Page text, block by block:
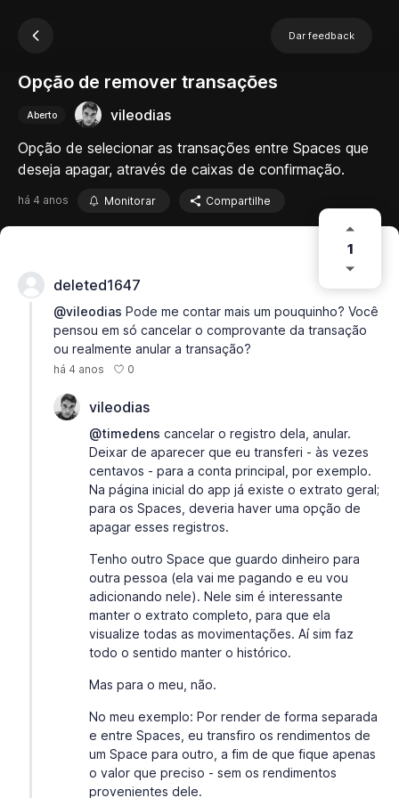
Dar feedback
Opção de remover transações
Aberto
vileodias
Opção de selecionar as transações entre Spaces que
deseja apagar, através de caixas de confirmação.
há 4 anos Monitorar Compartilhe
1
deleted1647
@vileodias Pode me contar mais um pouquinho? Você
pensou em só cancelar o comprovante da transação
ou realmente anular a transação?
há 4 anos 0
vileodias
@timedens cancelar o registro dela, anular.
Deixar de aparecer que eu transferi - às vezes
centavos - para a conta principal, por exemplo.
Na página inicial do app já existe o extrato geral;
para os Spaces, deveria haver uma opção de
apagar esses registros.
Tenho outro Space que guardo dinheiro para
outra pessoa (ela vai me pagando e eu vou
adicionando nele). Nele sim é interessante
manter o extrato completo, para que ela
visualize todas as movimentações. Aí sim faz
todo o sentido manter o histórico.
Mas para o meu, não.
No meu exemplo: Por render de forma separada
e entre Spaces, eu transfiro os rendimentos de
um Space para outro, a fim de que fique apenas
o valor que preciso - sem os rendimentos
provenientes dele.